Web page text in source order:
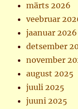
märts 2026
veebruar
jaanuar 2026
detsember
november
august 2025
juuli 2025
juuni 2025